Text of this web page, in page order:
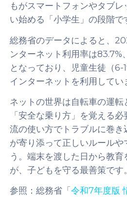
もがスマートフォンやタブ
い始める「小学生」の段階で
総務省のデータによると、
ンターネット利用率は83.7%
となっており、児童生徒（6-
インターネットを利用してい
ネットの世界は自転車の運転
「安全な乗り方」を覚える
流の使い方でトラブルに巻き
が寄り添って正しいルールや
う。端末を渡した日から教
が、子どもを守る最善策です。
参照：総務省「 令和7年度版